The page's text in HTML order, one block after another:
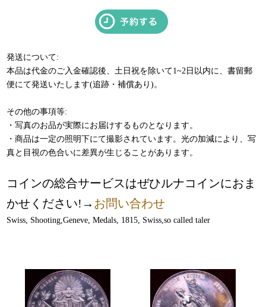
発送について:
本品は代金のご入金確認後、土日祝を除いて1~2日以内に、書留郵
便にて発送いたします(追跡・補償あり)。
その他の事項等:
・写真のお品が実際にお届けするものとなります。
・商品は一定の照明下にて撮影されています。光の加減により、写
真と目視の色合いに差異が生じることがあります。
コインの総合サービスはぜひルナコインにおま
かせください!→ お問い合わせ
Swiss, Shooting,Geneve, Medals, 1815, Swiss,so called taler